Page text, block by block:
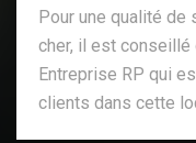
Pour une qualité de
cher, il est conseillé
Entreprise RP qui
clients dans cette